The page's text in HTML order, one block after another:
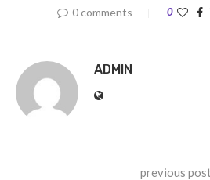
0 comments 0
ADMIN
previous